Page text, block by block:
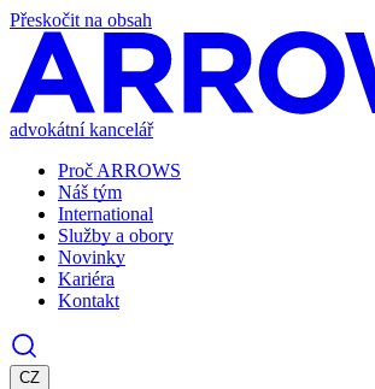
Přeskočit na obsah
advokátní kancelář
Proč ARROWS
Náš tým
International
Služby a obory
Novinky
Kariéra
Kontakt
CZ